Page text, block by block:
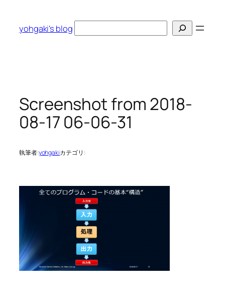
yohgaki's blog
索
Screenshot from 2018-
08-17 06-06-31
執筆者:yohgakiカテゴリ: